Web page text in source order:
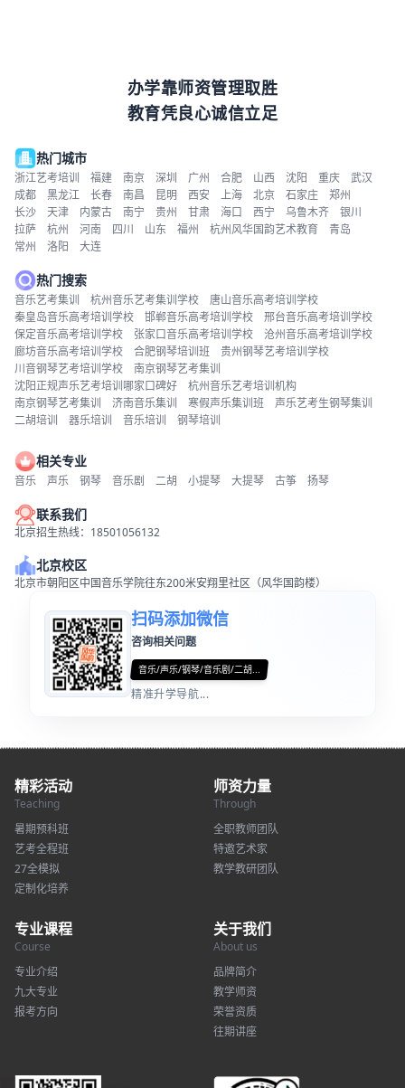
办学靠师资管理取胜
教育凭良心诚信立足
热门城市
浙江艺考培训 福建 南京 深圳 广州 合肥 山西 沈阳 重庆
武汉
成都
黑龙江 长春 南昌 昆明 西安 上海 北京 石家庄
郑州
长沙
天津 内蒙古 南宁 贵州 甘肃 海口 西宁 乌鲁木齐
银川
拉萨
杭州 河南 四川 山东 福州 杭州风华国韵艺术教育
青岛
常州
洛阳 大连
热门搜索
音乐艺考集训 杭州音乐艺考集训学校
唐山音乐高考培训学校
秦皇岛音乐高考培训学校
邯郸音乐高考培训学校
邢台音乐高考培训学校
保定音乐高考培训学校
张家口音乐高考培训学校
沧州音乐高考培训学校
廊坊音乐高考培训学校
合肥钢琴培训班
贵州钢琴艺考培训学校
川音钢琴艺考培训学校
南京钢琴艺考集训
沈阳正规声乐艺考培训哪家口碑好
杭州音乐艺考培训机构
南京钢琴艺考集训
济南音乐集训 寒假声乐集训班
声乐艺考生钢琴集训
二胡培训
器乐培训 音乐培训 钢琴培训
相关专业
音乐 声乐 钢琴 音乐剧 二胡 小提琴 大提琴 古筝 扬琴
联系我们
北京招生热线：18501056132
北京校区
北京市朝阳区中国音乐学院往东200米安翔里社区（风华国韵楼）
扫码添加微信
咨询相关问题
音乐/声乐/钢琴/音乐剧/二胡...
精准升学导航...
精彩活动
Teaching
暑期预科班
艺考全程班
27全模拟
定制化培养
师资力量
Through
全职教师团队
特邀艺术家
教学教研团队
专业课程
Course
专业介绍
九大专业
报考方向
关于我们
About us
品牌简介
教学师资
荣誉资质
往期讲座